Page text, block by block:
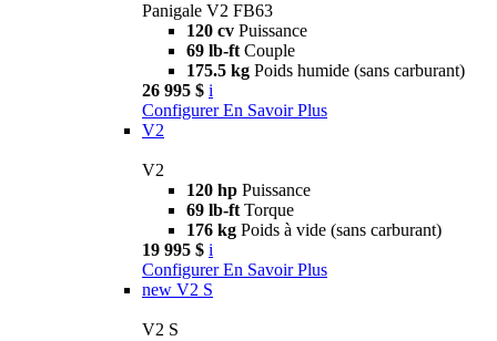
Panigale V2 FB63
120 cv Puissance
69 lb-ft Couple
175.5 kg Poids humide (sans carburant)
26 995 $ i
Configurer En Savoir Plus
V2
V2
120 hp Puissance
69 lb-ft Torque
176 kg Poids à vide (sans carburant)
19 995 $ i
Configurer En Savoir Plus
new V2 S
V2 S